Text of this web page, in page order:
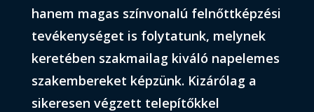
hanem magas színvonalú felnőttképzési
tevékenységet is folytatunk, melynek
keretében szakmailag kiváló napelemes
szakembereket képzünk. Kizárólag a
sikeresen végzett telepítőkkel